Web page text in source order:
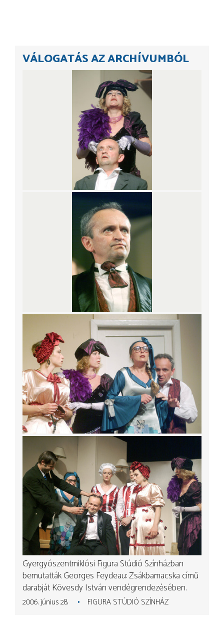
VÁLOGATÁS AZ ARCHÍVUMBÓL
Gyergyószentmiklósi Figura Stúdió Színházban
bemutatták Georges Feydeau: Zsákbamacska című
darabját Kövesdy István vendégrendezésében.
2006. június 28. FIGURA STÚDIÓ SZÍNHÁZ